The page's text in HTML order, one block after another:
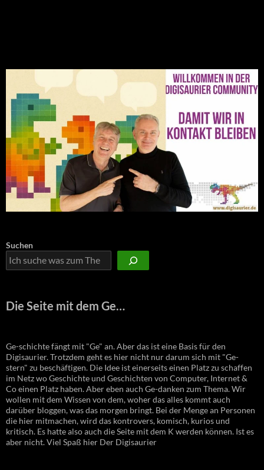
Suchen
Die Seite mit dem Ge…
Ge-schichte fängt mit "Ge" an. Aber das ist eine Basis für den
Digisaurier. Trotzdem geht es hier nicht nur darum sich mit "Ge-
stern" zu beschäftigen. Die Idee ist einerseits einen Platz zu schaffen
im Netz wo Geschichte und Geschichten von Computer, Internet &
Co einen Platz haben. Aber eben auch Ge-danken zum Thema. Wir
wollen mit dem Wissen von dem, woher das alles kommt auch
darüber bloggen, was das morgen bringt. Bei der Menge an Personen
die hier mitmachen, wird das kontrovers, komisch, kurios und
kritisch. Es hatte also auch die Seite mit dem K werden können. Ist es
aber nicht. Viel Spaß hier Der Digisaurier